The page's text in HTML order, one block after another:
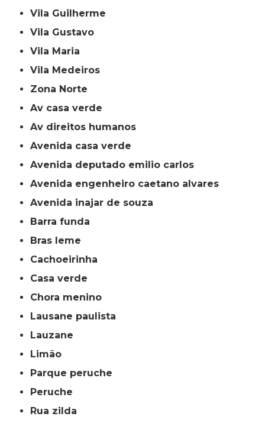
Vila Guilherme
Vila Gustavo
Vila Maria
Vila Medeiros
Zona Norte
av casa verde
av direitos humanos
avenida casa verde
avenida deputado emilio carlos
avenida engenheiro caetano alvares
avenida inajar de souza
barra funda
bras leme
cachoeirinha
casa verde
chora menino
lausane paulista
lauzane
limão
parque peruche
peruche
rua zilda